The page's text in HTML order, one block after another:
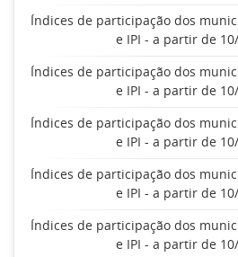
Índices de participação dos
e IPI - a partir de
Índices de participação dos
e IPI - a partir de
Índices de participação dos
e IPI - a partir de
Índices de participação dos
e IPI - a partir de
Índices de participação dos
e IPI - a partir de